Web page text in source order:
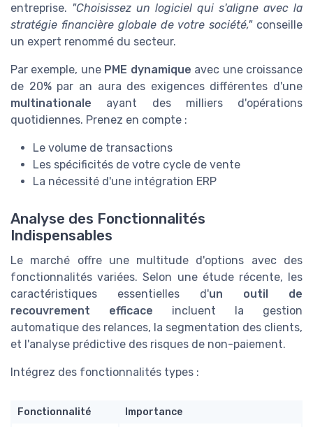
entreprise. "Choisissez un logiciel qui s'aligne avec la
stratégie financière globale de votre société,"conseille
un expert renommé du secteur.
Par exemple, une PME dynamique avec une croissance
de 20% par an aura des exigences différentes d'une
multinationale ayant des milliers d'opérations
quotidiennes. Prenez en compte :
Le volume de transactions
Les spécificités de votre cycle de vente
La nécessité d'une intégration ERP
Analyse des Fonctionnalités
Indispensables
Le marché offre une multitude d'options avec des
fonctionnalités variées. Selon une étude récente, les
caractéristiques essentielles d'un outil de
recouvrement efficace incluent la gestion
automatique des relances, la segmentation des clients,
et l'analyse prédictive des risques de non-paiement.
Intégrez des fonctionnalités types :
Fonctionnalité
Importance